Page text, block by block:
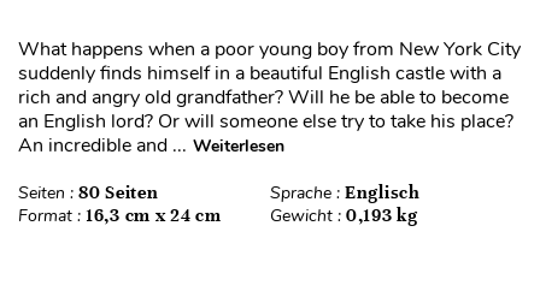
What happens when a poor young boy from New York City
suddenly finds himself in a beautiful English castle with a
rich and angry old grandfather? Will he be able to become
an English lord? Or will someone else try to take his place?
An incredible and ... Weiterlesen
Seiten : 80 Seiten Sprache : Englisch
Format : 16,3 cm x 24 cm Gewicht : 0,193 kg